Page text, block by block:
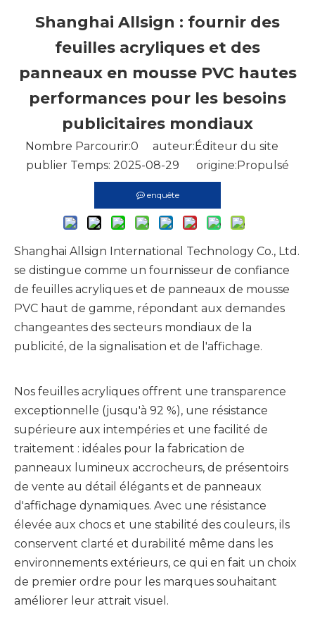
Shanghai Allsign : fournir des
feuilles acryliques et des
panneaux en mousse PVC hautes
performances pour les besoins
publicitaires mondiaux
Nombre Parcourir:0 auteur:Éditeur du site
publier Temps: 2025-08-29 origine:Propulsé
enquête
Shanghai Allsign International Technology Co., Ltd.
se distingue comme un fournisseur de confiance
de feuilles acryliques et de panneaux de mousse
PVC haut de gamme, répondant aux demandes
changeantes des secteurs mondiaux de la
publicité, de la signalisation et de l'affichage.
Nos feuilles acryliques offrent une transparence
exceptionnelle (jusqu'à 92 %), une résistance
supérieure aux intempéries et une facilité de
traitement : idéales pour la fabrication de
panneaux lumineux accrocheurs, de présentoirs
de vente au détail élégants et de panneaux
d'affichage dynamiques. Avec une résistance
élevée aux chocs et une stabilité des couleurs, ils
conservent clarté et durabilité même dans les
environnements extérieurs, ce qui en fait un choix
de premier ordre pour les marques souhaitant
améliorer leur attrait visuel.